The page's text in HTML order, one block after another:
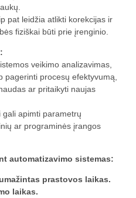
pat leidžia atlikti korekcijas ir
fiziškai būti prie įrenginio.
veikimo analizavimas,
pagerinti procesų efektyvumą,
ar pritaikyti naujas
apimti parametrų
ar programinės įrangos
automatizavimo sistemas:
prastovos laikas.
laikas.